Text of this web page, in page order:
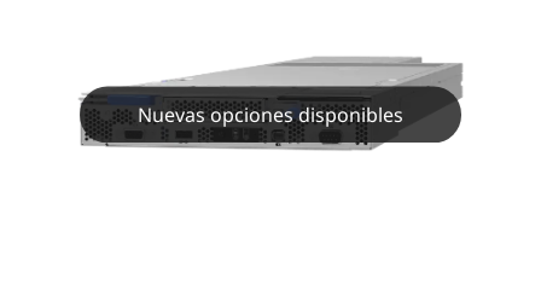
Nuevas opciones disponibles